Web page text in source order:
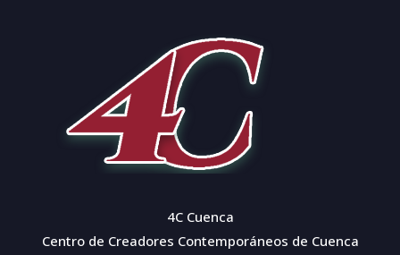
4C Cuenca
Centro de Creadores Contemporáneos de Cuenca